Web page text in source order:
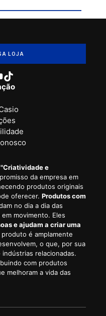
"Criatividade e
da empresa em
produtos originais
oferecer. Produtos com
no dia a dia das
movimento. Eles
e ajudam a criar uma
é amplamente
o que, por sua
relacionadas.
com produtos
melhoram a vida das
LOJA
TikTok